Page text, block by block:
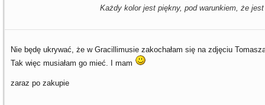
Każdy kolor jest piękny, pod warunkiem, że
Nie będę ukrywać, że w Gracillimusie zakochałam się na zdjęciu
Tak więc musiałam go mieć. I mam
zaraz po zakupie